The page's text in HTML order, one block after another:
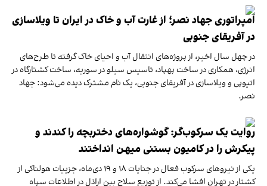
امپراتوری جهاد نصر؛ از غارت آب و خاک در ایران تا ویلا‌سازی
در آفریقای جنوبی
در چهل سال اخیر، از پروژه‌های انتقال آب و احیای خاک گرفته تا طرح‌های
انرژی، همکاری در ساخت پهپاد، تاسیس سیلو در سوریه، ساخت کشتارگاه در
اتیوپی و ویلاسازی در آفریقای جنوبی، یک نام مشترک دیده می‌شود: جهاد
نصر.
روایت یک سرکوب‌گر: گوشواره‌های دختربچه را کندند و
پیکرش را در کامیون بستنی میهن انداختند
یکی از نیروهای سرکوب فعال در جنایات ۱۸ و ۱۹ دی‌ماه، جزییات هولناکی از
کشتار در تهران افشا می‌کند. از توزیع سلاح بین اراذل در اطلاعات سپاه